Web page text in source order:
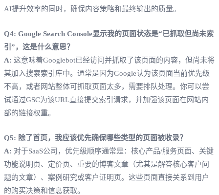
AI提升效率的同时，确保内容策略和最终输出的质量。
Q4: Google Search Console显示我的页面状态是“已抓取但尚未索
引”，这是什么意思？
A: 这意味着Googlebot已经访问并抓取了该页面的内容，但尚未将
其加入搜索索引库中。通常是因为Google认为该页面当前优先级
不高，或者网站整体可抓取页面太多，需要排队处理。你可以尝
试通过GSC为该URL直接提交索引请求，并加强该页面在网站内
部的链接权重。
Q5: 除了首页，我应该优先确保哪些类型的页面被收录？
A: 对于SaaS公司，优先级顺序通常是：核心产品/服务页面、关键
功能说明页、定价页、重要的博客文章（尤其是解答核心客户问
题的文章）、案例研究或客户证明页。这些页面直接关系到用户
的购买决策和信息获取。